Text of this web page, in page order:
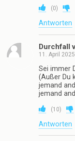
(0)
Antworten
Durchfall
11. April 2025
Sei immer
(Außer Du
jemand
jemand
(10)
Antworten